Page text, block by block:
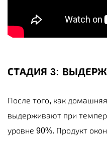
СТАДИЯ 3:
После того, как
выдерживают при
уровне 90%. Продукт